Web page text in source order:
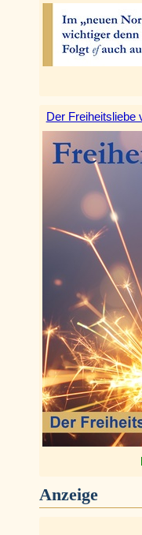
Der Freiheitsliebe
Anzeige